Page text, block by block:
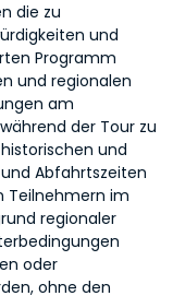
die zu
und
Programm
und regionalen
am
der Tour zu
und
Abfahrtszeiten
Teilnehmern im
regionaler
oder
ohne den